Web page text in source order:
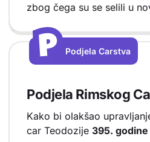
zbog čega su se selili u
P
P
Podjela Carstva
Podjela Rimskog
Kako bi olakšao
car Teodozije 395. godine